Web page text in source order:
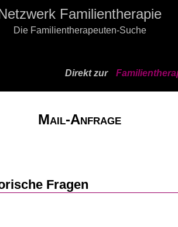
Familientherapie
Die Familientherapeuten-Suche
Direkt zur
Mail-Anfrage
Fragen